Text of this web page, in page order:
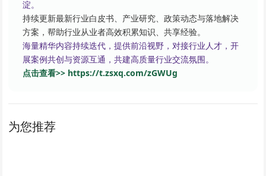
淀。
持续更新最新行业白皮书、产业研究、政策动态与落地解决
方案，帮助行业从业者高效积累知识、共享经验。
海量精华内容持续迭代，提供前沿视野，对接行业人才，开
展案例共创与资源互通，共建高质量行业交流氛围。
点击查看>> https://t.zsxq.com/zGWUg
为您推荐